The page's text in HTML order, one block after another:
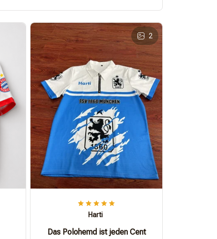
2
Harti
Das Polohemd ist jeden Cent